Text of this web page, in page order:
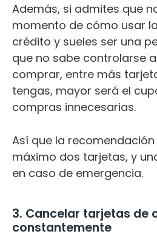
Además, si admites que
momento de cómo usar
crédito y sueles ser una
que no sabe controlarse
comprar, entre más
tengas, mayor será el
compras innecesarias.
Así que la
máximo dos tarjetas, y
en caso de emergencia.
3. Cancelar tarjetas de
constantemente